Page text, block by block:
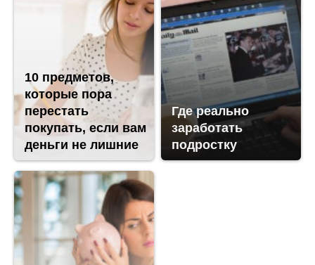
10 предметов,
которые пора
перестать
покупать, если вам
деньги не лишние
Где реально
заработать
подростку